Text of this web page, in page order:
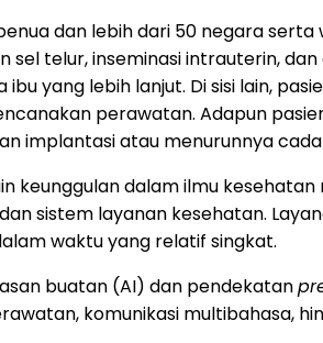
dan lebih dari 50 negara
telur, inseminasi intrauterin,
yang lebih lanjut. Di sisi lain,
perawatan. Adapun
implantasi atau menurunnya
keunggulan dalam ilmu
sistem layanan kesehatan.
waktu yang relatif singkat.
buatan (AI) dan pendekatan
komunikasi multibahasa,